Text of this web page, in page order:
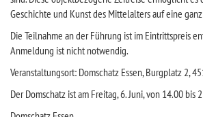
Geschichte und Kunst des Mittelalters auf eine
Die Teilnahme an der Führung ist im Eintrittspreis
Anmeldung ist nicht notwendig.
Veranstaltungsort: Domschatz Essen, Burgplatz 2,
Der Domschatz ist am Freitag, 6. Juni, von 14.00 bis